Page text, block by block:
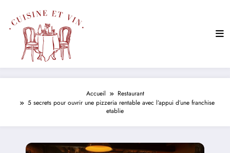
contenu
Accueil
Restaurant
5 secrets pour ouvrir une pizzeria rentable avec l’appui d’une franchise
etablie